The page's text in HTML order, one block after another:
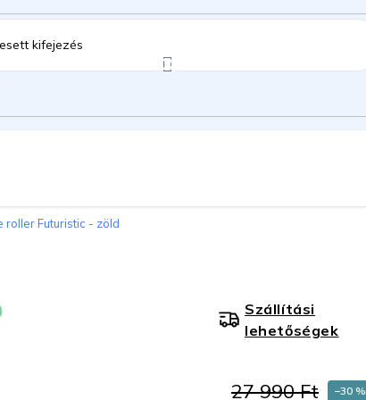
roller Futuristic - zöld
27 990 Ft –30 %
Szállítási
lehetőségek